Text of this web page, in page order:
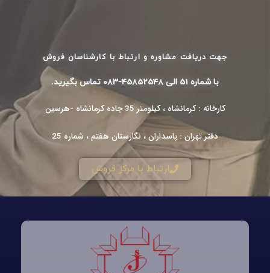
جهت دریافت مشاوره و ارتباط با کارشناسان فروش
با شماره 51 الی 45852548-083 تماس بگیرید.
کارخانه : کرمانشاه ، کیلومتر 35 جاده کرمانشاه -هرسین
دفتر تهران : پاسداران ، نگارستان هفتم ، شماره 25
ارتباط با مرکز فروش